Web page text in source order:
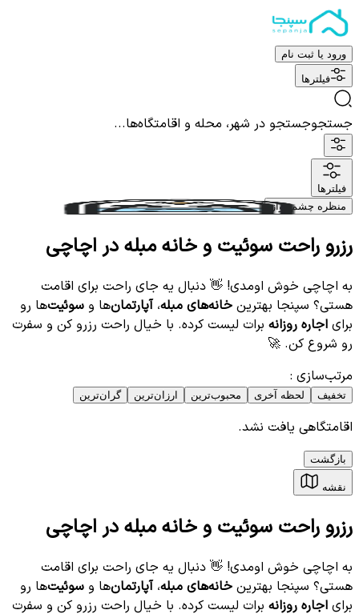
ورود یا ثبت نام
فیلترها
جستجوجستجو در شهر، محله و اقامتگاه‌ها...
فیلترها
منظره چشم نواز
رزرو راحت سوئیت و خانه مبله در اچاچی
به اچاچی خوش اومدی! 👋 دنبال یه جای راحت برای اقامت
هستی؟ سپنجا بهترین خانه‌های مبله،آپارتمان‌ها و سوئیت‌ها رو
برای اجاره روزانه برات لیست کرده. با خیال راحت رزرو کن و سفرت
رو شروع کن. 🚀
مرتب‌سازی :
تخفیف لحظه آخری محبوب‌ترین ارزان‌ترین گران‌ترین
اقامتگاهی یافت نشد.
بازگشت
نقشه
رزرو راحت سوئیت و خانه مبله در اچاچی
به اچاچی خوش اومدی! 👋 دنبال یه جای راحت برای اقامت
هستی؟ سپنجا بهترین خانه‌های مبله،آپارتمان‌ها و سوئیت‌ها رو
برای اجاره روزانه برات لیست کرده. با خیال راحت رزرو کن و سفرت